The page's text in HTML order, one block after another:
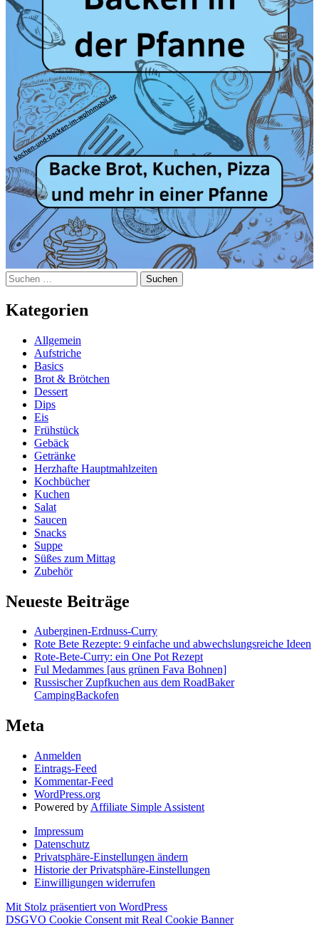
Suchen
nach:
Kategorien
Allgemein
Aufstriche
Basics
Brot & Brötchen
Dessert
Dips
Eis
Frühstück
Gebäck
Getränke
Herzhafte Hauptmahlzeiten
Kochbücher
Kuchen
Salat
Saucen
Snacks
Suppe
Süßes zum Mittag
Zubehör
Neueste Beiträge
Auberginen-Erdnuss-Curry
Rote Bete Rezepte: 9 einfache und abwechslungsreiche Ideen
Rote-Bete-Curry: ein One Pot Rezept
Ful Medammes [aus grünen Fava Bohnen]
Russischer Zupfkuchen aus dem RoadBaker
CampingBackofen
Meta
Anmelden
Eintrags-Feed
Kommentar-Feed
WordPress.org
Powered by Affiliate Simple Assistent
Impressum
Datenschutz
Privatsphäre-Einstellungen ändern
Historie der Privatsphäre-Einstellungen
Einwilligungen widerrufen
Mit Stolz präsentiert von WordPress
DSGVO Cookie Consent mit Real Cookie Banner